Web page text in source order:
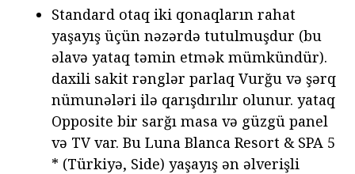
Standard otaq iki qonaqların rahat
yaşayış üçün nəzərdə tutulmuşdur (bu
əlavə yataq təmin etmək mümkündür).
daxili sakit rənglər parlaq Vurğu və şərq
nümunələri ilə qarışdırılır olunur. yataq
Opposite bir sarğı masa və güzgü panel
və TV var. Bu Luna Blanca Resort & SPA 5
* (Türkiyə, Side) yaşayış ən əlverişli